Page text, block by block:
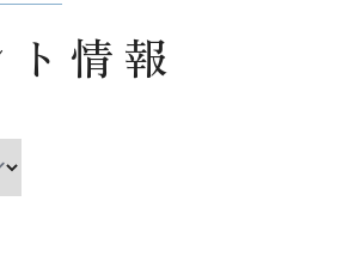
のお葬式について
ト情報